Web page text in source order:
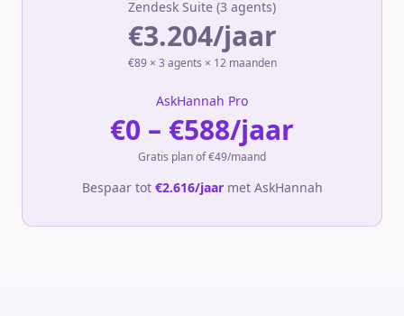
Zendesk Suite (3 agents)
€3.204/jaar
€89 × 3 agents × 12 maanden
AskHannah Pro
€0 – €588/jaar
Gratis plan of €49/maand
Bespaar tot €2.616/jaarmet AskHannah